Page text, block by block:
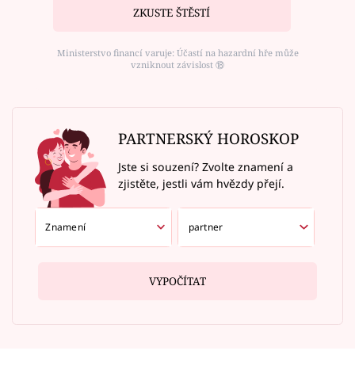
ZKUSTE ŠTĚSTÍ
Ministerstvo financí varuje: Účastí na hazardní hře může
vzniknout závislost ⑱
PARTNERSKÝ HOROSKOP
Jste si souzení? Zvolte znamení a
zjistěte, jestli vám hvězdy přejí.
VYPOČÍTAT